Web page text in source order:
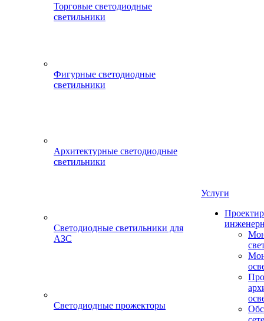
Торговые светодиодные
светильники
Фигурные светодиодные
светильники
Архитектурные светодиодные
светильники
Светодиодные светильники для
АЗС
Светодиодные прожекторы
Услуги